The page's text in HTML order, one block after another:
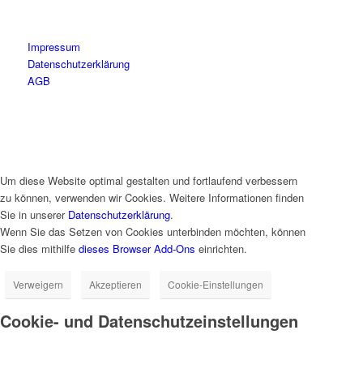
Impressum
Datenschutzerklärung
AGB
Um diese Website optimal gestalten und fortlaufend verbessern
zu können, verwenden wir Cookies. Weitere Informationen finden
Sie in unserer Datenschutzerklärung.
Wenn Sie das Setzen von Cookies unterbinden möchten, können
Sie dies mithilfe dieses Browser Add-Ons einrichten.
Verweigern Akzeptieren Cookie-Einstellungen
Cookie- und Datenschutzeinstellungen